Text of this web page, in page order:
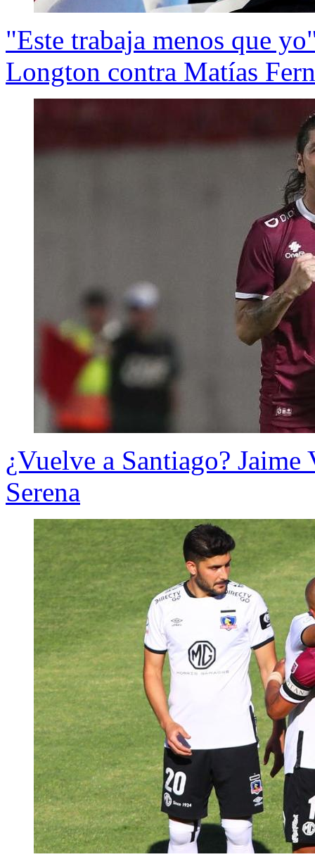
"Este trabaja menos que
Longton contra Matías
¿Vuelve a Santiago? Jaime
Serena